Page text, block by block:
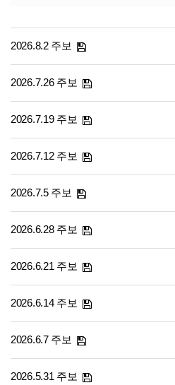
2026.8.2 주보
2026.7.26 주보
2026.7.19 주보
2026.7.12 주보
2026.7.5 주보
2026.6.28 주보
2026.6.21 주보
2026.6.14 주보
2026.6.7 주보
2026.5.31 주보